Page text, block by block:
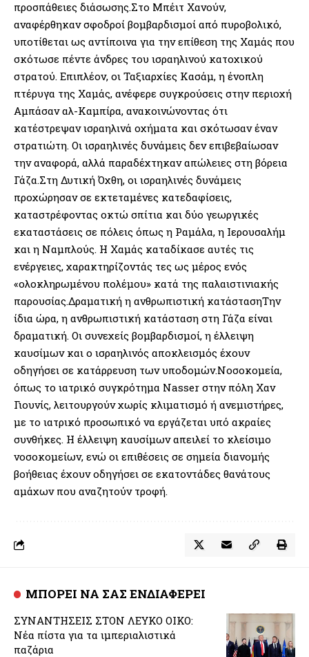
προσπάθειες διάσωσης.Στο Μπέιτ Χανούν,
αναφέρθηκαν σφοδροί βομβαρδισμοί από πυροβολικό,
υποτίθεται ως αντίποινα για την επίθεση της Χαμάς που
σκότωσε πέντε άνδρες του ισραηλινού κατοχικού
στρατού. Επιπλέον, οι Ταξιαρχίες Κασάμ, η ένοπλη
πτέρυγα της Χαμάς, ανέφερε συγκρούσεις στην περιοχή
Αμπάσαν αλ-Καμπίρα, ανακοινώνοντας ότι
κατέστρεψαν ισραηλινά οχήματα και σκότωσαν έναν
στρατιώτη. Οι ισραηλινές δυνάμεις δεν επιβεβαίωσαν
την αναφορά, αλλά παραδέχτηκαν απώλειες στη βόρεια
Γάζα.Στη Δυτική Όχθη, οι ισραηλινές δυνάμεις
προχώρησαν σε εκτεταμένες κατεδαφίσεις,
καταστρέφοντας οκτώ σπίτια και δύο γεωργικές
εκαταστάσεις σε πόλεις όπως η Ραμάλα, η Ιερουσαλήμ
και η Ναμπλούς. Η Χαμάς καταδίκασε αυτές τις
ενέργειες, χαρακτηρίζοντάς τες ως μέρος ενός
«ολοκληρωμένου πολέμου» κατά της παλαιστινιακής
παρουσίας.Δραματική η ανθρωπιστική κατάστασηΤην
ίδια ώρα, η ανθρωπιστική κατάσταση στη Γάζα είναι
δραματική. Οι συνεχείς βομβαρδισμοί, η έλλειψη
καυσίμων και ο ισραηλινός αποκλεισμός έχουν
οδηγήσει σε κατάρρευση των υποδομών.Νοσοκομεία,
όπως το ιατρικό συγκρότημα Nasser στην πόλη Χαν
Γιουνίς, λειτουργούν χωρίς κλιματισμό ή ανεμιστήρες,
με το ιατρικό προσωπικό να εργάζεται υπό ακραίες
συνθήκες. Η έλλειψη καυσίμων απειλεί το κλείσιμο
νοσοκομείων, ενώ οι επιθέσεις σε σημεία διανομής
βοήθειας έχουν οδηγήσει σε εκατοντάδες θανάτους
αμάχων που αναζητούν τροφή.
ΜΠΟΡΕΙ ΝΑ ΣΑΣ ΕΝΔΙΑΦΕΡΕΙ
ΣΥΝΑΝΤΗΣΕΙΣ ΣΤΟΝ ΛΕΥΚΟ ΟΙΚΟ:
Νέα πίστα για τα ιμπεριαλιστικά
παζάρια